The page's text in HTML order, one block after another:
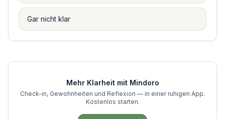
Gar nicht klar
Mehr Klarheit mit Mindoro
Check-in, Gewohnheiten und Reflexion — in einer ruhigen App.
Kostenlos starten.